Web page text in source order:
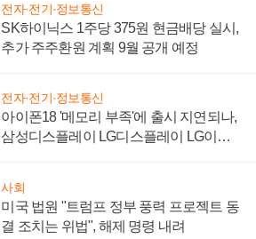
전자·전기·정보통신
SK하이닉스 1주당 375원 현금배당 실시,
추가 주주환원 계획 9월 공개 예정
전자·전기·정보통신
아이폰18 '메모리 부족'에 출시 지연되나,
삼성디스플레이 LG디스플레이 LG이노
사회
미국 법원 "트럼프 정부 풍력 프로젝트 동
결 조치는 위법", 해제 명령 내려